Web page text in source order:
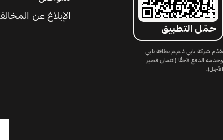
حمّل التطبيق
تقدّم شركة تابي ذ.م.م بطاقة تابي
وخدمة الدفع لاحقًا (ائتمان قصير
الأجل).
الإبلاغ عن